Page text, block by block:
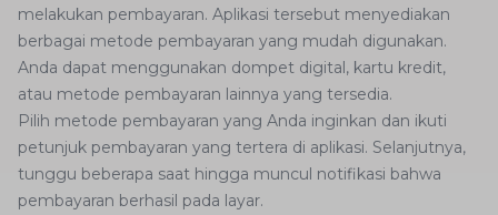
melakukan pembayaran. Aplikasi tersebut menyediakan
berbagai metode pembayaran yang mudah digunakan.
Anda dapat menggunakan dompet digital, kartu kredit,
atau metode pembayaran lainnya yang tersedia.
Pilih metode pembayaran yang Anda inginkan dan ikuti
petunjuk pembayaran yang tertera di aplikasi. Selanjutnya,
tunggu beberapa saat hingga muncul notifikasi bahwa
pembayaran berhasil pada layar.